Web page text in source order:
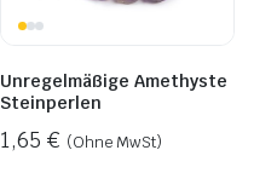
Unregelmäßige Amethyste
Steinperlen
1,65 € (Ohne MwSt)